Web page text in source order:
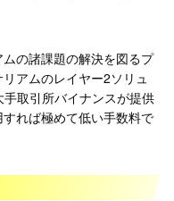
の諸課題の解決を図るプ
アムのレイヤー2ソリュ
取引所バイナンスが提供
れば極めて低い手数料で